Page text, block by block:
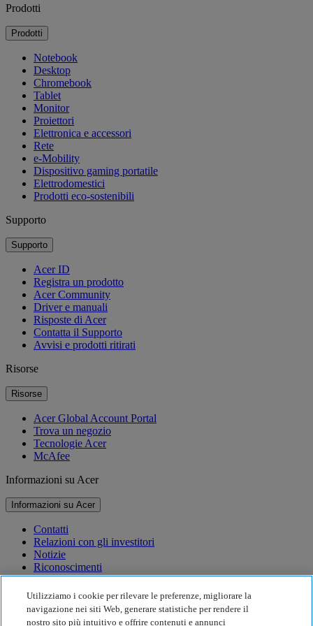
Prodotti
Prodotti
Notebook
Desktop
Chromebook
Tablet
Monitor
Proiettori
Elettronica e accessori
Rete
e-Mobility
Dispositivo gaming portatile
Elettrodomestici
Prodotti eco-sostenibili
Supporto
Supporto
Acer ID
Registra un prodotto
Acer Community
Driver e manuali
Risposte di Acer
Contatta il Supporto
Avvisi e prodotti ritirati
Risorse
Risorse
Acer Global Account Portal
Trova un negozio
Tecnologie Acer
McAfee
Informazioni su Acer
Informazioni su Acer
Contatti
Relazioni con gli investitori
Notizie
Riconoscimenti
Eventi
Sostenibilità
Utilizziamo i cookie per rilevare le preferenze, migliorare la
navigazione nei siti Web, generare statistiche per rendere il
nostro sito più intuitivo e offrire contenuti e annunci